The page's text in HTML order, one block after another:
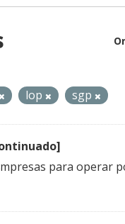
lop sgp
para operar